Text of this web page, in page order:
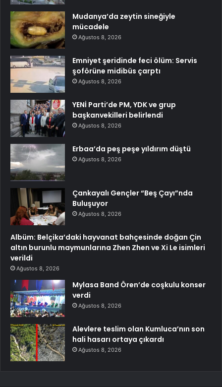
Mudanya’da zeytin sineğiyle
mücadele
Ağustos 8, 2026
Emniyet şeridinde feci ölüm: Servis
şoförüne midibüs çarptı
Ağustos 8, 2026
YENİ Parti’de PM, YDK ve grup
başkanvekilleri belirlendi
Ağustos 8, 2026
Erbaa’da peş peşe yıldırım düştü
Ağustos 8, 2026
Çankayalı Gençler “Beş Çayı”nda
Buluşuyor
Ağustos 8, 2026
Albüm: Belçika’daki hayvanat bahçesinde doğan Çin
altın burunlu maymunlarına Zhen Zhen ve Xi Le isimleri
verildi
Ağustos 8, 2026
Mylasa Band Ören’de coşkulu konser
verdi
Ağustos 8, 2026
Alevlere teslim olan Kumluca’nın son
hali hasarı ortaya çıkardı
Ağustos 8, 2026